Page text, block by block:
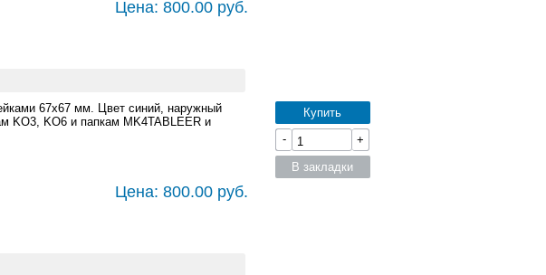
Цена: 800.00 руб.
67x67 мм. Цвет синий, наружный
KO3, KO6 и папкам MK4TABLEER и
Цена: 800.00 руб.
Купить
-
+
В закладки